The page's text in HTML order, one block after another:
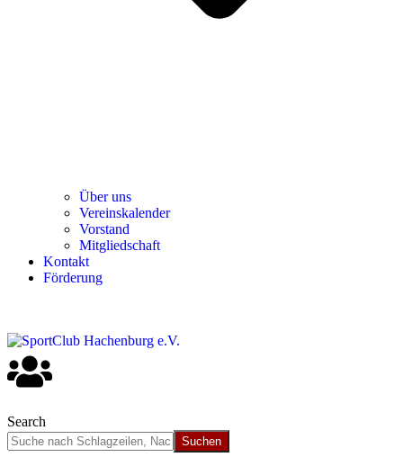
Über uns
Ver­einska­len­der
Vor­stand
Mit­glied­schaft
Kon­takt
För­de­rung
Search